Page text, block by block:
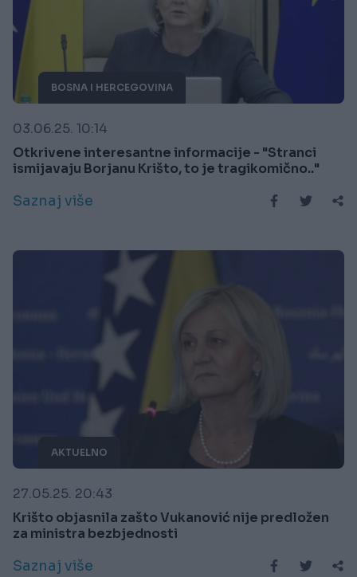
BOSNA I HERCEGOVINA
03.06.25. 10:14
Otkrivene interesantne informacije - "Stranci
ismijavaju Borjanu Krišto, to je tragikomično.."
Saznaj više
AKTUELNO
27.05.25. 20:43
Krišto objasnila zašto Vukanović nije predložen
za ministra bezbjednosti
Saznaj više